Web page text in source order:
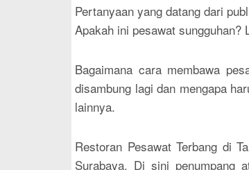
Pertanyaan yang datang dari
Apakah ini pesawat sungguhan?
Bagaimana cara membawa
disambung lagi dan mengapa
lainnya.
Restoran Pesawat Terbang di
Surabaya. Di sini penumpang